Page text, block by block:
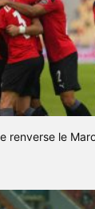
renverse le